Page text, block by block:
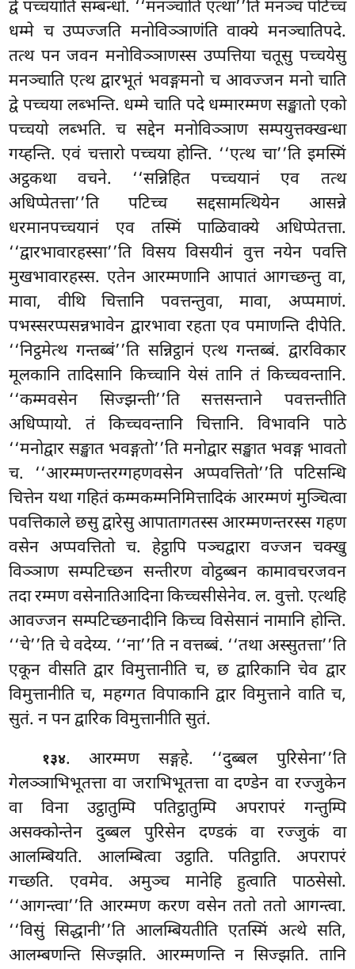
द्वे पच्चयाति सम्बन्धो. ‘‘मनञ्चाति एत्था’’ति मनञ्च पटिच्च
धम्मे च उप्पज्जति मनोविञ्ञाणंति वाक्ये मनञ्चातिपदे.
तत्थ पन जवन मनोविञ्ञाणस्स उप्पत्तिया चतूसु पच्चयेसु
मनञ्चाति एत्थ द्वारभूतं भवङ्गमनो च आवज्जन मनो चाति
द्वे पच्चया लब्भन्ति. धम्मे चाति पदे धम्मारम्मण सङ्खातो एको
पच्चयो लब्भति. च सद्देन मनोविञ्ञाण सम्पयुत्तक्खन्धा
गय्हन्ति. एवं चत्तारो पच्चया होन्ति. ‘‘एत्थ चा’’ति इमस्मिं
अट्ठकथा वचने. ‘‘सन्निहित पच्चयानं एव तत्थ
अधिप्पेतत्ता’’ति पटिच्च सद्दसामत्थियेन आसन्ने
धरमानपच्चयानं एव तस्मिं पाळिवाक्ये अधिप्पेतत्ता.
‘‘द्वारभावारहस्सा’’ति विसय विसयीनं वुत्त नयेन पवत्ति
मुखभावारहस्स. एतेन आरम्मणानि आपातं आगच्छन्तु वा,
मावा, वीथि चित्तानि पवत्तन्तुवा, मावा, अप्पमाणं.
पभस्सरप्पसन्नभावेन द्वारभावा रहता एव पमाणन्ति दीपेति.
‘‘निट्ठमेत्थ गन्तब्बं’’ति सन्निट्ठानं एत्थ गन्तब्बं. द्वारविकार
मूलकानि तादिसानि किच्चानि येसं तानि तं किच्चवन्तानि.
‘‘कम्मवसेन सिज्झन्ती’’ति सत्तसन्ताने पवत्तन्तीति
अधिप्पायो. तं किच्चवन्तानि चित्तानि. विभावनि पाठे
‘‘मनोद्वार सङ्खात भवङ्गतो’’ति मनोद्वार सङ्खात भवङ्ग भावतो
च. ‘‘आरम्मणन्तरग्गहणवसेन अप्पवत्तितो’’ति पटिसन्धि
चित्तेन यथा गहितं कम्मकम्मनिमित्तादिकं आरम्मणं मुञ्चित्वा
पवत्तिकाले छसु द्वारेसु आपातागतस्स आरम्मणन्तरस्स गहण
वसेन अप्पवत्तितो च. हेट्ठापि पञ्चद्वारा वज्जन चक्खु
विञ्ञाण सम्पटिच्छन सन्तीरण वोट्ठब्बन कामावचरजवन
तदा रम्मण वसेनातिआदिना किच्चसीसेनेव. ल. वुत्तो. एत्थहि
आवज्जन सम्पटिच्छनादीनि किच्च विसेसानं नामानि होन्ति.
‘‘चे’’ति चे वदेय्य. ‘‘ना’’ति न वत्तब्बं. ‘‘तथा अस्सुतत्ता’’ति
एकून वीसति द्वार विमुत्तानीति च, छ द्वारिकानि चेव द्वार
विमुत्तानीति च, महग्गत विपाकानि द्वार विमुत्ताने वाति च,
सुतं. न पन द्वारिक विमुत्तानीति सुतं.
१३४. आरम्मण सङ्गहे. ‘‘दुब्बल पुरिसेना’’ति
गेलञ्ञाभिभूतत्ता वा जराभिभूतत्ता वा दण्डेन वा रज्जुकेन
वा विना उट्ठातुम्पि पतिट्ठातुम्पि अपरापरं गन्तुम्पि
असक्कोन्तेन दुब्बल पुरिसेन दण्डकं वा रज्जुकं वा
आलम्बियति. आलम्बित्वा उट्ठाति. पतिट्ठाति. अपरापरं
गच्छति. एवमेव. अमुञ्च मानेहि हुत्वाति पाठसेसो.
‘‘आगन्त्वा’’ति आरम्मण करण वसेन ततो ततो आगन्त्वा.
‘‘विसुं सिद्धानी’’ति आलम्बियतीति एतस्मिं अत्थे सति,
आलम्बणन्ति सिज्झति. आरम्मणन्ति न सिज्झति. तानि